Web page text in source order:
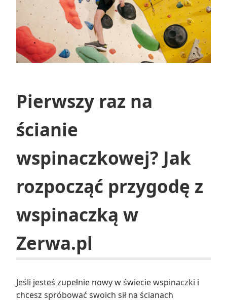
Pierwszy raz na
ścianie
wspinaczkowej? Jak
rozpocząć przygodę z
wspinaczką w
Zerwa.pl
Jeśli jesteś zupełnie nowy w świecie wspinaczki i
chcesz spróbować swoich sił na ścianach